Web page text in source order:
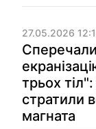
27.05.2026
трьох тіл":
стратили
магната